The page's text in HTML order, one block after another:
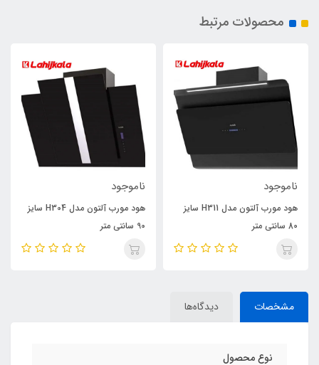
محصولات مرتبط
ناموجود
هود مورب آلتون مدل H311 سایز
80 سانتی متر
ناموجود
هود مورب آلتون مدل H304 سایز
90 سانتی متر
مشخصات دیدگاه‌ها
نوع محصول